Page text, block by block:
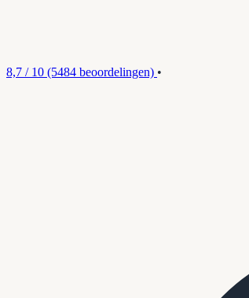
8,7 / 10 (5484 beoordelingen) •